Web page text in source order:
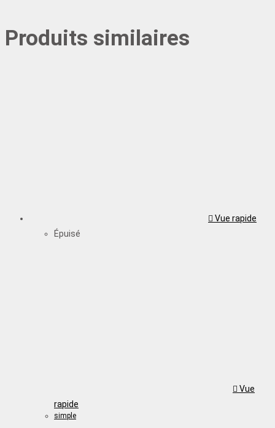
Produits similaires
Vue rapide
Épuisé
Vue
rapide
simple